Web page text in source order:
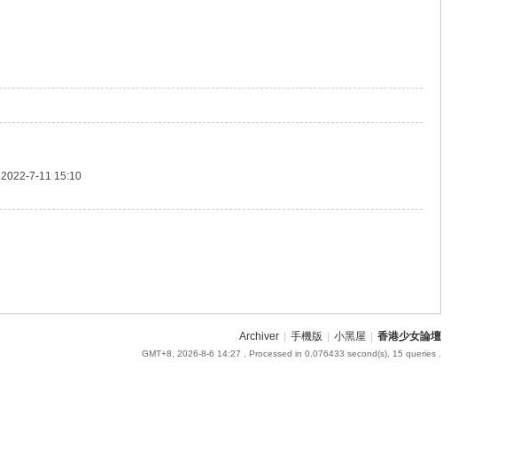
2022-7-11 15:10
Archiver 手機版 小黑屋 香港少女論壇
GMT+8, 2026-8-6 14:27 , Processed in 0.076433 second(s), 15 queries .